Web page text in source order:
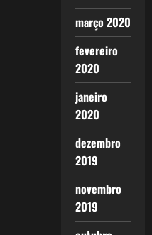
março 2020
fevereiro
2020
janeiro
2020
dezembro
2019
novembro
2019